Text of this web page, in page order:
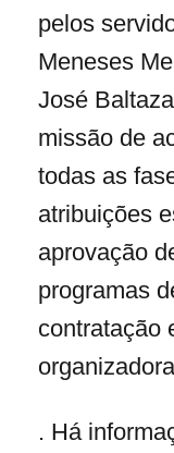
pelos
Meneses
José
missão de
todas as
atribuições
aprovação
programas
contratação
. Há